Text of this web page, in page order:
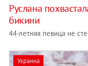
Руслана
бикини
44-летняя певица не
Украина